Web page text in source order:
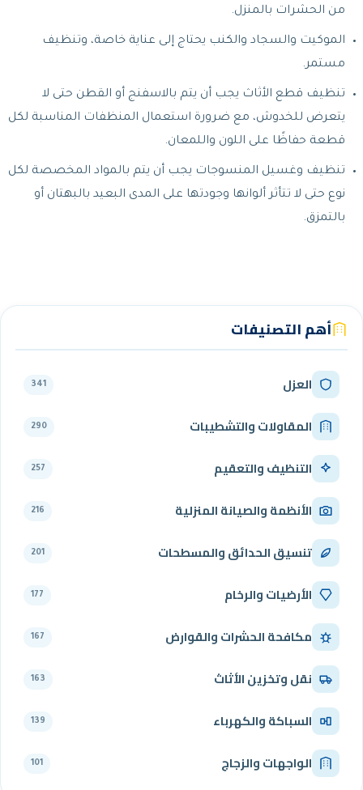
من الحشرات بالمنزل.
الموكيت والسجاد والكنب يحتاج إلى عناية خاصة، وتنظيف
مستمر.
تنظيف قطع الأثاث يجب أن يتم بالاسفنج أو القطن حتى لا
يتعرض للخدوش، مع ضرورة استعمال المنظفات المناسبة لكل
قطعة حفاظًا على اللون واللمعان.
تنظيف وغسيل المنسوجات يجب أن يتم بالمواد المخصصة لكل
نوع حتى لا تتأثر ألوانها وجودتها على المدى البعيد بالبهتان أو
بالتمزق.
أهم التصنيفات
العزل 341
المقاولات والتشطيبات 290
التنظيف والتعقيم 257
الأنظمة والصيانة المنزلية 216
تنسيق الحدائق والمسطحات 201
الأرضيات والرخام 177
مكافحة الحشرات والقوارض 167
نقل وتخزين الأثاث 163
السباكة والكهرباء 139
الواجهات والزجاج 101